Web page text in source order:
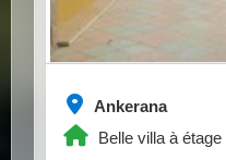
Ankerana
Belle villa à